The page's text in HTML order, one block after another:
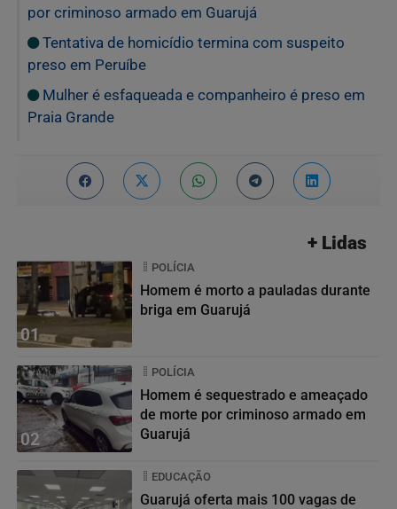
por criminoso armado em Guarujá
Tentativa de homicídio termina com suspeito
preso em Peruíbe
Mulher é esfaqueada e companheiro é preso em
Praia Grande
+ Lidas
01
POLÍCIA
Homem é morto a pauladas durante
briga em Guarujá
02
POLÍCIA
Homem é sequestrado e ameaçado
de morte por criminoso armado em
Guarujá
EDUCAÇÃO
Guarujá oferta mais 100 vagas de